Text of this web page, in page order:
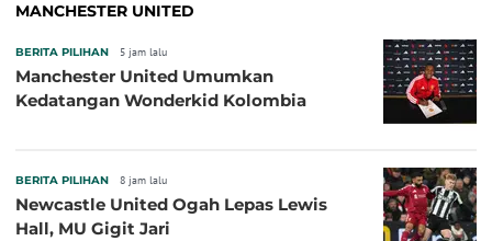
MANCHESTER UNITED
BERITA PILIHAN 5 jam lalu
Manchester United Umumkan
Kedatangan Wonderkid Kolombia
BERITA PILIHAN 8 jam lalu
Newcastle United Ogah Lepas Lewis
Hall, MU Gigit Jari